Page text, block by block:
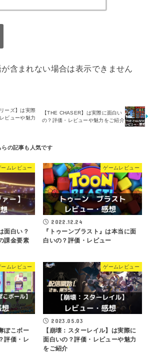
含まれない場合は表示できません
ーズ】は実際
ビューや魅力
【THE CHASER】は実際に面白い
の？評価・レビューや魅力をご紹介
ームレビュー
面白い？
課金要素
ゲームレビュー
2022.12.24
『トゥーンブラスト』は本当に面
白いの？評価・レビュー
ームレビュー
ぽこボー
評価・レ
ゲームレビュー
2023.05.03
【崩壊：スターレイル】は実際に
面白いの？評価・レビューや魅力
をご紹介